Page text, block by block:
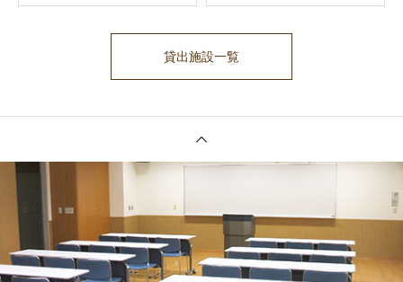
貸出施設一覧